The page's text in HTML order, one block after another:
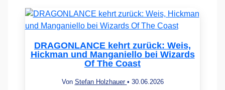
DRAGONLANCE kehrt zurück: Weis,
Hickman und Manganiello bei Wizards
Of The Coast
Von Stefan Holzhauer • 30.06.2026